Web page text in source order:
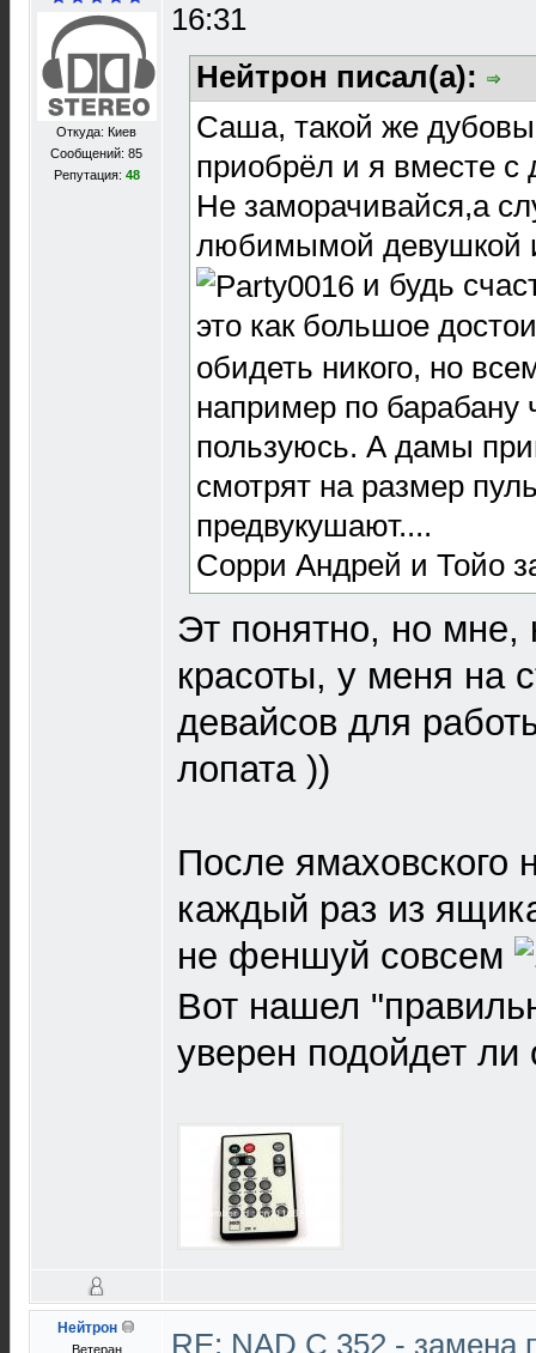
Откуда: Киев
Сообщений: 85
Репутация: 48
16:31
Нейтрон писал(а):
Саша, такой же
приобрёл и я вместе с
Не заморачивайся,а
любимымой девушкой
и будь
это как большое
обидеть никого, но
например по барабану
пользуюсь. А дамы
смотрят на размер
предвукушают....
Сорри Андрей и Тойо
Эт понятно, но мне,
красоты, у меня на
девайсов для
лопата ))
После ямаховского
каждый раз из
не феншуй совсем
Вот нашел
уверен подойдет ли
Нейтрон
Ветеран RE: NAD C 352 - замена